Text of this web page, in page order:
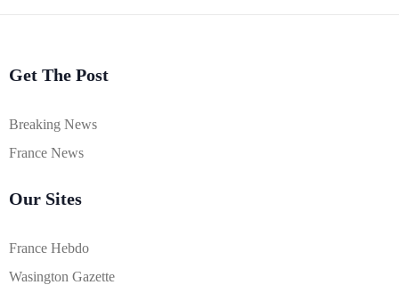
Get The Post
Breaking News
France News
Our Sites
France Hebdo
Wasington Gazette